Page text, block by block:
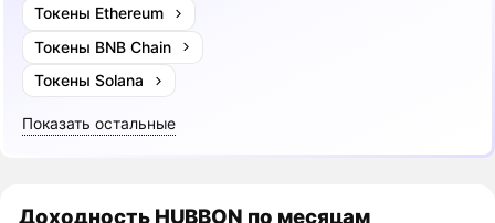
Токены Ethereum
Токены BNB Chain
Токены Solana
Показать остальные
Доходность HUBBON по месяцам